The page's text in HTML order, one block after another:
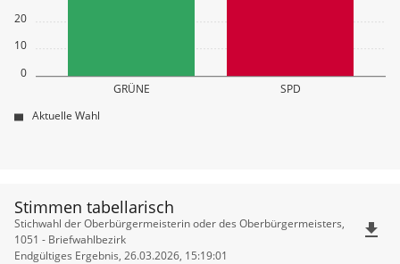
0
10
20
GRÜNE SPD
Aktuelle Wahl
Stimmen tabellarisch
Stimmen
tabellarisch
Stichwahl der Oberbürgermeisterin oder des Oberbürgermeisters,
1051 - Briefwahlbezirk
Endgültiges Ergebnis, 26.03.2026, 15:19:01
file_download